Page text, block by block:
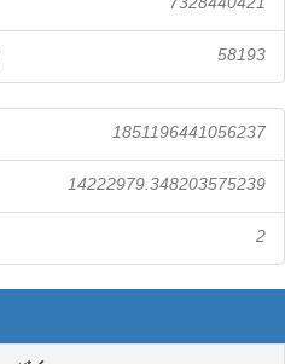
58193
1851196441056237
14222979.348203575239
2